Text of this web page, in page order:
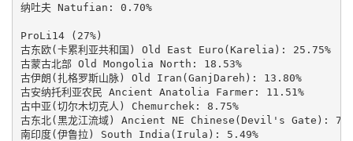
纳吐夫 Natufian: 0.70%
ProLi14 (27%)
古东欧(卡累利亚共和国) Old East Euro(Karelia): 25.75%
古蒙古北部 Old Mongolia North: 18.53%
古伊朗(扎格罗斯山脉) Old Iran(GanjDareh): 13.80%
古安纳托利亚农民 Ancient Anatolia Farmer: 11.51%
古中亚(切尔木切克人) Chemurchek: 8.75%
古东北(黑龙江流域) Ancient NE Chinese(Devil's Gate):
南印度(伊鲁拉) South India(Irula): 5.49%